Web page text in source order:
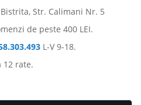
Str. Calimani Nr. 5
de peste 400 LEI.
L-V 9-18.
12 rate.